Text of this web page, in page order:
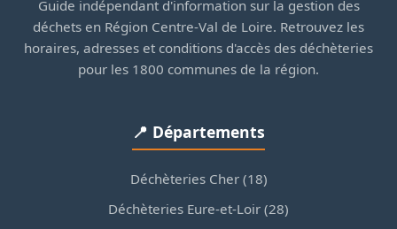
Guide indépendant d'information sur la gestion des
déchets en Région Centre-Val de Loire. Retrouvez les
horaires, adresses et conditions d'accès des déchèteries
pour les 1800 communes de la région.
📍 Départements
Déchèteries Cher (18)
Déchèteries Eure-et-Loir (28)